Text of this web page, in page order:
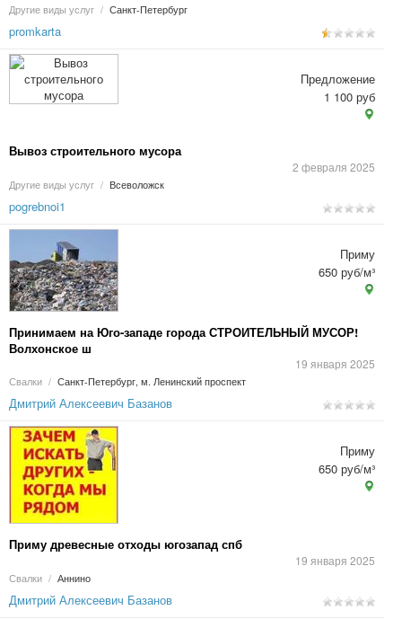
Другие виды услуг / Санкт-Петербург
promkarta
Вывоз строительного мусора
2 февраля 2025
Другие виды услуг / Всеволожск
Предложение
1 100 руб
pogrebnoi1
Принимаем на Юго-западе города СТРОИТЕЛЬНЫЙ МУСОР!
Волхонское ш
19 января 2025
Свалки / Санкт-Петербург, м. Ленинский проспект
Приму
650 руб/м³
Дмитрий Алексеевич Базанов
Приму древесные отходы югозапад спб
19 января 2025
Свалки / Аннино
Приму
650 руб/м³
Дмитрий Алексеевич Базанов